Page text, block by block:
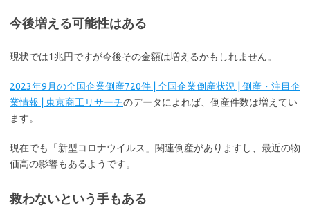
今後増える可能性はある
現状では1兆円ですが今後その金額は増えるかもしれません。
2023年9月の全国企業倒産720件 | 全国企業倒産状況 | 倒産・注目企
業情報 | 東京商工リサーチのデータによれば、倒産件数は増えてい
ます。
現在でも「新型コロナウイルス」関連倒産がありますし、最近の物
価高の影響もあるようです。
救わないという手もある